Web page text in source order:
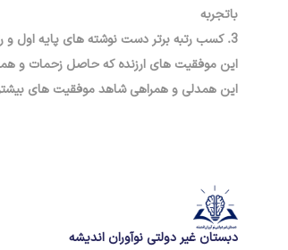
باتجربه
3. کسب رتبه برتر دست نوشته های پایه اول و راهیابی به مرحله استانی توسط دانش آموزان عزیز عرفان جلالی، امیرارسلان شیبانی و مهدی طالبی
این موفقیت های ارزنده که حاصل زحمات و
این همدلی و همراهی شاهد موفقیت های بیشتر
دبستان غیر دولتی نوآوران اندیشه